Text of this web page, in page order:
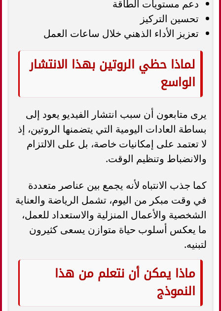
دعم مستويات الطاقة
تحسين التركيز
تعزيز الأداء الذهني خلال ساعات العمل
لماذا حظي الروتين بهذا الانتشار
الواسع
يرى متابعون أن سبب انتشار الفيديو يعود إلى
بساطة العادات اليومية التي يتضمنها الروتين، إذ
لا تعتمد على إمكانيات خاصة، بل على الالتزام
والانضباط وتنظيم الوقت.
كما جذب الانتباه لأنه يجمع بين عناصر متعددة
في وقت مبكر من اليوم، تشمل الرياضة والعناية
الشخصية والأعمال المنزلية والاستعداد للعمل،
ما يعكس أسلوب حياة متوازن يسعى كثيرون
لتبنيه.
ماذا يمكن أن نتعلم من هذا
النموذج